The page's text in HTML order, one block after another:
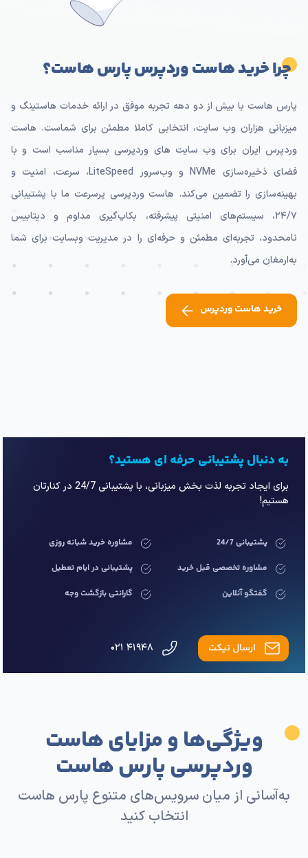
چرا خرید هاست وردپرس پارس هاست؟
پارس هاست با بیش از دو دهه تجربه موفق در ارائه خدمات هاستینگ و
میزبانی هزاران وب سایت، انتخابی کاملا مطمئن برای شماست. هاست
وردپرس ایران برای وب سایت های وردپرسی بسیار مناسب است و با
فضای ذخیره‌سازی NVMe و وب‌سرور LiteSpeed، سرعت، امنیت و
بهینه‌سازی را تضمین می‌کند. هاست وردپرسی پرسرعت ما با پشتیبانی
۲۴/۷، سیستم‌های امنیتی پیشرفته، بکاپ‌گیری مداوم و دیتابیس
نامحدود، تجربه‌ای مطمئن و حرفه‌ای را در مدیریت وبسایت برای شما
به‌ارمغان می‌آورد.
خرید هاست وردپرس
به دنبال پشتیبانی حرفه ای هستید؟
برای ایجاد تجربه لذت بخش میزبانی، با پشتیبانی 24/7 در کنارتان
هستیم!
پشتیبانی 24/7
مشاوره خرید شبانه روزی
مشاوره تخصصی قبل خرید
پشتیبانی در ایام تعطیل
گفتگو آنلاین
گارانتی بازگشت وجه
ارسال تیکت
ویژگی‌ها و مزایای هاست
وردپرسی پارس هاست
به‌آسانی از میان سرویس‌های متنوع پارس هاست
انتخاب کنید